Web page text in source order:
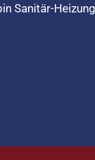
Sanitär-